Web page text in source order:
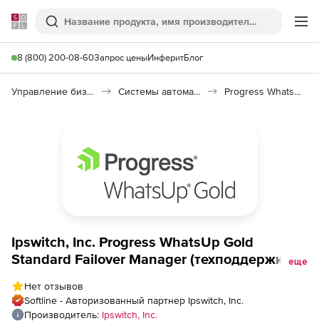
Softline
Поиск
8 (800) 200-08-60Запрос ценыИнферитБлог
Управление бизнесом, CRM/ERP Системы автоматизации Progress WhatsUp Gold Standard
Ipswitch, Inc. Progress WhatsUp Gold
Standard Failover Manager (техподдержкаеще
Нет отзывов
Softline - Авторизованный партнер Ipswitch, Inc.
Производитель: Ipswitch, Inc.